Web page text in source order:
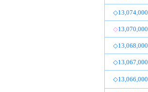
◇13,074,000
◇13,070,000
◇13,068,000
◇13,067,000
◇13,066,000